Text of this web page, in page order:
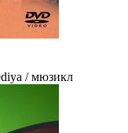
/ мюзикл